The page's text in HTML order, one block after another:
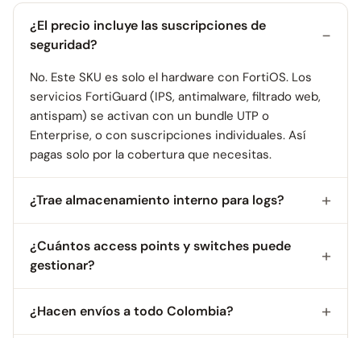
¿El precio incluye las suscripciones de
seguridad?
No. Este SKU es solo el hardware con FortiOS. Los
servicios FortiGuard (IPS, antimalware, filtrado web,
antispam) se activan con un bundle UTP o
Enterprise, o con suscripciones individuales. Así
pagas solo por la cobertura que necesitas.
¿Trae almacenamiento interno para logs?
¿Cuántos access points y switches puede
gestionar?
¿Hacen envíos a todo Colombia?